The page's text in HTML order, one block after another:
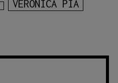
VERONICA PIA